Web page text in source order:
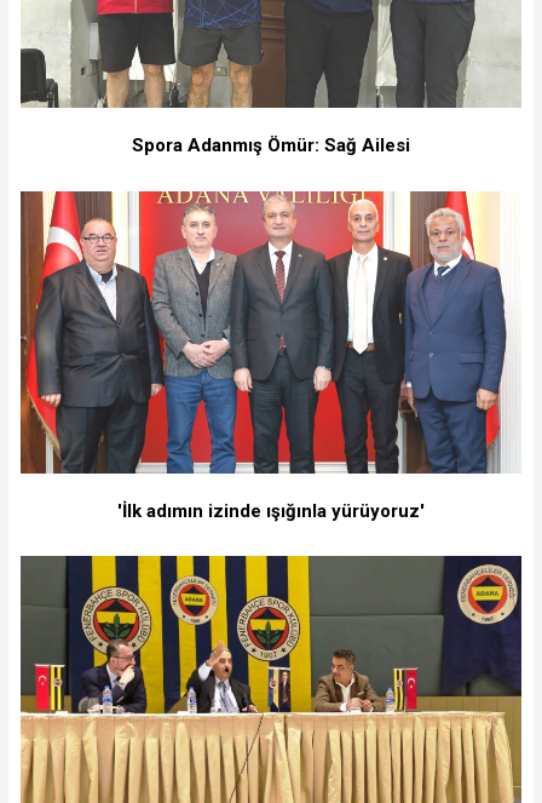
Spora Adanmış Ömür: Sağ Ailesi
'İlk adımın izinde ışığınla yürüyoruz'